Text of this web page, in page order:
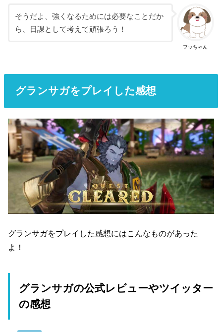
フッちゃん
そうだよ、強くなるためには必要なことだか
ら、日課として考えて頑張ろう！
グランサガをプレイした感想
グランサガをプレイした感想にはこんなものがあった
よ！
グランサガの公式レビューやツイッター
の感想